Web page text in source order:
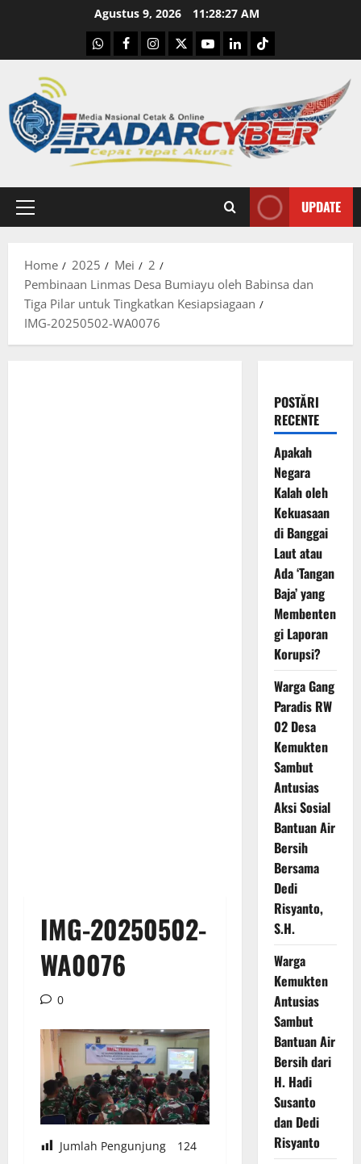
Agustus 9, 2026 11:28:27 AM
WhatsApp
Facebook
Instagram
X YoutubelinkedinTiktok
Primary
UPDATE
Home 2025 Mei
2
Pembinaan Linmas Desa Bumiayu oleh Babinsa dan
Tiga Pilar untuk Tingkatkan Kesiapsiagaan
IMG-20250502-WA0076
IMG-20250502-
WA0076
0
Jumlah Pengunjung 124
POSTĂRI
RECENTE
Apakah
Negara
Kalah oleh
Kekuasaan
di Banggai
Laut atau
Ada ‘Tangan
Baja’ yang
Membenten
gi Laporan
Korupsi?
Warga Gang
Paradis RW
02 Desa
Kemukten
Sambut
Antusias
Aksi Sosial
Bantuan Air
Bersih
Bersama
Dedi
Risyanto,
S.H.
Warga
Kemukten
Antusias
Sambut
Bantuan Air
Bersih dari
H. Hadi
Susanto
dan Dedi
Risyanto